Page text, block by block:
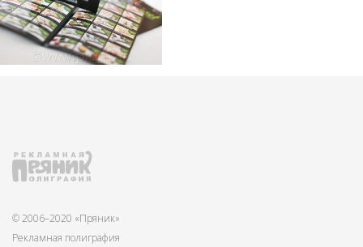
© 2006–2020 «Пряник»
Рекламная полиграфия